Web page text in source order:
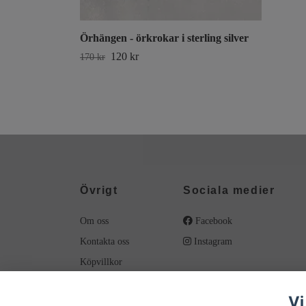
Örhängen - örkrokar i sterling silver
170 kr 120 kr
Övrigt
Om oss
Kontakta oss
Köpvillkor
Sociala medier
Facebook
Instagram